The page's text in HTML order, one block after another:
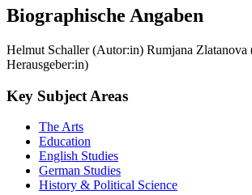
Biographische Angaben
Helmut Schaller (Autor:in) Rumjana Zlatanova
Herausgeber:in)
Key Subject Areas
The Arts
Education
English Studies
German Studies
History & Political Science